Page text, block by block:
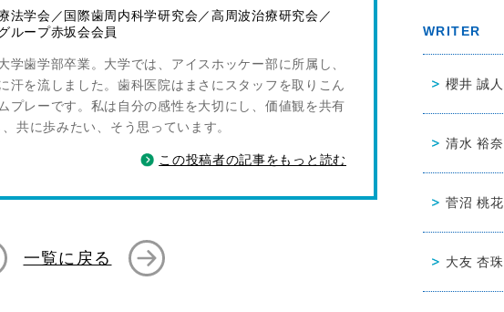
法学会／国際歯周内科学研究会／高周波治療研究会／
ループ赤坂会会員
学歯学部卒業。大学では、アイスホッケー部に所属し、
汗を流しました。歯科医院はまさにスタッフを取りこん
プレーです。私は自分の感性を大切にし、価値観を共有
共に歩みたい、そう思っています。
この投稿者の記事をもっと読む
一覧に戻る
WRITER
櫻井 誠人
清水 裕奈
菅沼 桃花
大友 杏珠